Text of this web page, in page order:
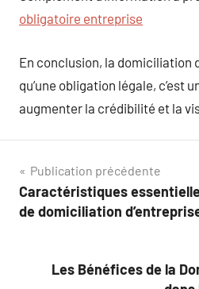
obligatoire entreprise
En conclusion, la domiciliation
qu’une obligation légale, c’est
augmenter la crédibilité et la
Navigation
de
Publication précédente
Caractéristiques
de domiciliation
Les Bénéfices de la